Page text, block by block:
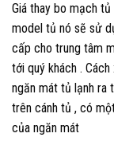
Giá thay bo mạch
model tủ nó sẽ sử
cấp cho trung tâm
tới quý khách .
ngăn mát tủ lạnh ra
trên cánh tủ , có
của ngăn mát